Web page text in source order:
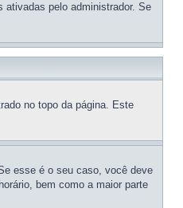
ativadas pelo administrador. Se
no topo da página. Este
esse é o seu caso, você deve
bem como a maior parte